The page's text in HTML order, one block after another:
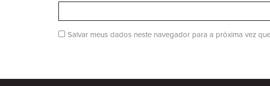
Salvar meus dados neste navegador para a próxima vez